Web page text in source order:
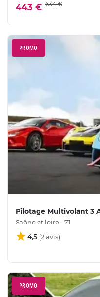
443 € 634 €
PROMO
Pilotage Multivolant 3
Saône et loire - 71
4,5
PROMO